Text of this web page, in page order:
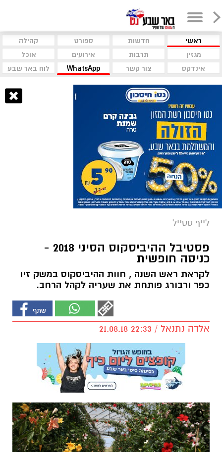
ראשי חדשות ספורט
קהילה
מגזין
תרבות אירועים
אוכל
אינדקס
צור קשר WhatsApp לוח באר שבע
לייף סטייל
פסטיבל ההיביסקוס הסיני 2018 -
כניסה חופשית
לקראת ראש השנה , חוות ההיביסקוס במשק זיו
כפר ורבורג פותחת את שעריה לקהל הרחב.
אלדה נתנאל / 22:33 21.08.18